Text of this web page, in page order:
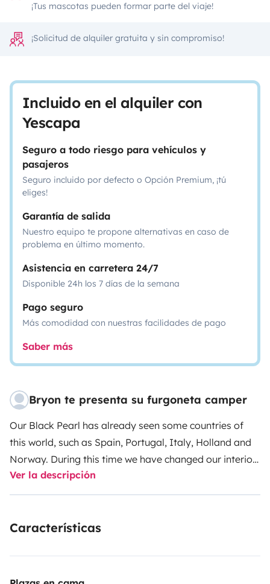
¡Tus mascotas pueden formar parte del viaje!
¡Solicitud de alquiler gratuita y sin compromiso!
Incluido en el alquiler con
Yescapa
Seguro a todo riesgo para vehículos y
pasajeros
Seguro incluido por defecto o Opción Premium, ¡tú
eliges!
Garantía de salida
Nuestro equipo te propone alternativas en caso de
problema en último momento.
Asistencia en carretera 24/7
Disponible 24h los 7 días de la semana
Pago seguro
Más comodidad con nuestras facilidades de pago
Saber más
Bryon te presenta su furgoneta camper
Our Black Pearl has already seen some countries of
this world, such as Spain, Portugal, Italy, Holland and
Norway. During this time we have changed our interior
again and again in order to use the space even more
efficiently and to be able to travel comfortably even in
the final result, which is why we also ask you to treat
that something will break as soon as you take it in your
Ver la descripción
Características